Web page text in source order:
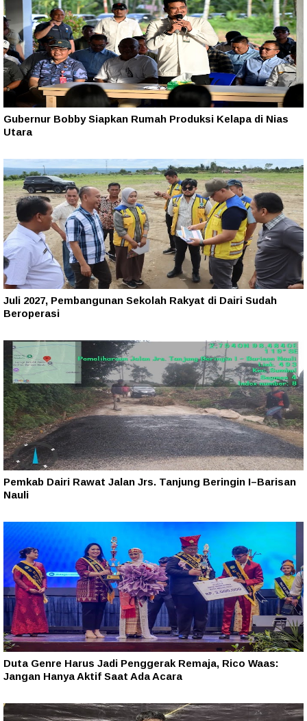
Gubernur Bobby Siapkan Rumah Produksi Kelapa di Nias
Utara
Juli 2027, Pembangunan Sekolah Rakyat di Dairi Sudah
Beroperasi
Pemkab Dairi Rawat Jalan Jrs. Tanjung Beringin I–Barisan
Nauli
Duta Genre Harus Jadi Penggerak Remaja, Rico Waas:
Jangan Hanya Aktif Saat Ada Acara